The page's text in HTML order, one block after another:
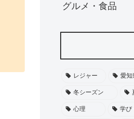
グルメ・食品
レジャー 愛知
冬シーズン
心理 学び